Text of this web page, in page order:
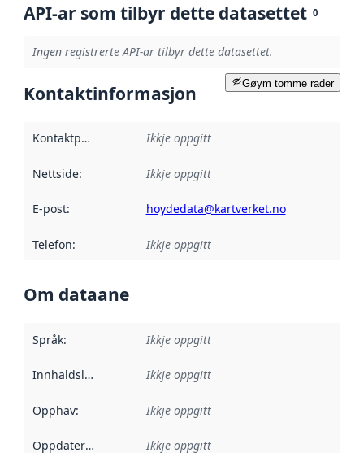
API-ar som tilbyr dette datasettet 0
Ingen registrerte API-ar tilbyr dette datasettet.
Gøym tomme rader
Kontaktinformasjon
Kontaktpunkt Ikkje oppgitt
Nettside: Ikkje oppgitt
E-post: hoydedata@kartverket.no
Telefon: Ikkje oppgitt
Om dataane
Språk: Ikkje oppgitt
Innhaldsleverandørar :
Ikkje oppgitt
Opphav: Ikkje oppgitt
Oppdateringsfrekvens :
Ikkje oppgitt